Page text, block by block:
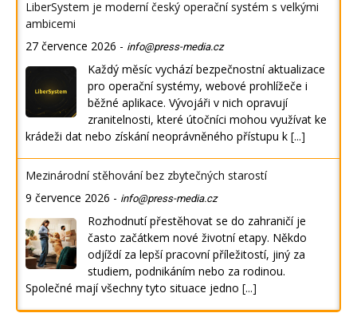
LiberSystem je moderní český operační systém s velkými
ambicemi
27 července 2026 - info@press-media.cz
Každý měsíc vychází bezpečnostní aktualizace
pro operační systémy, webové prohlížeče i
běžné aplikace. Vývojáři v nich opravují
zranitelnosti, které útočníci mohou využívat ke
krádeži dat nebo získání neoprávněného přístupu k [...]
Mezinárodní stěhování bez zbytečných starostí
9 července 2026 - info@press-media.cz
Rozhodnutí přestěhovat se do zahraničí je
často začátkem nové životní etapy. Někdo
odjíždí za lepší pracovní příležitostí, jiný za
studiem, podnikáním nebo za rodinou.
Společné mají všechny tyto situace jedno [...]